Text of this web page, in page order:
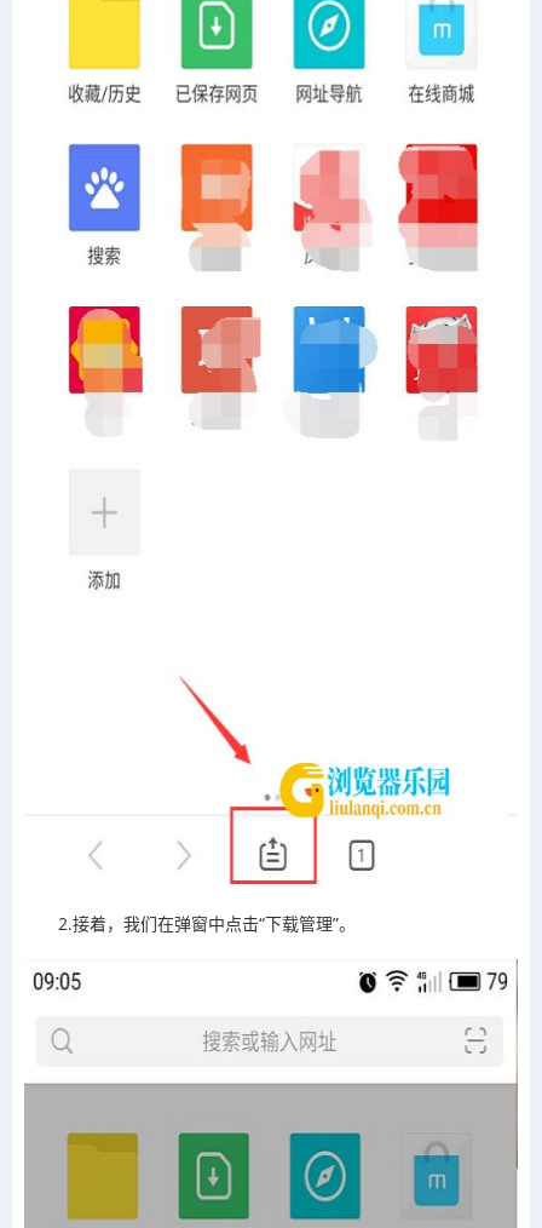
2.接着，我们在弹窗中点击“下载管理”。